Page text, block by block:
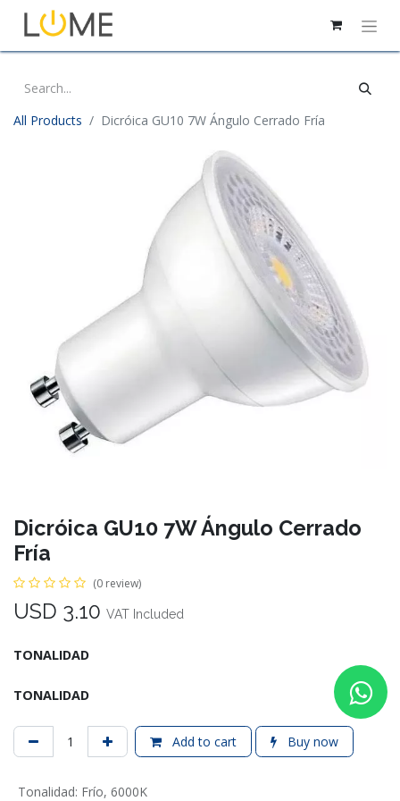
All Products Dicróica GU10 7W Ángulo Cerrado Fría
Dicróica GU10 7W Ángulo Cerrado
Fría
(0 review)
USD 3.10 VAT Included
TONALIDAD
TONALIDAD
Add to cart Buy now
Tonalidad: Frío, 6000K